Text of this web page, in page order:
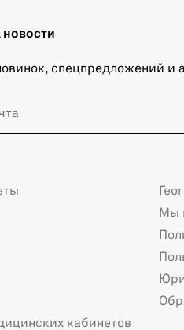
новости
спецпредложений и
кабинетов
Мы